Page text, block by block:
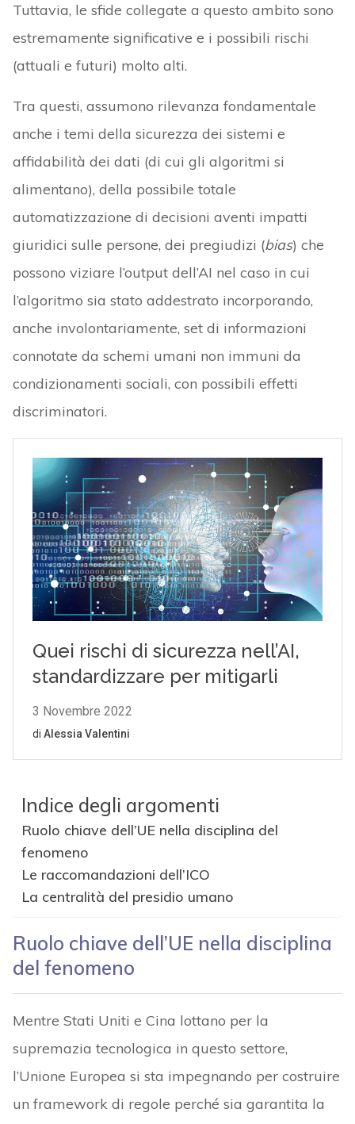
Tuttavia, le sfide collegate a questo ambito sono
estremamente significative e i possibili rischi
(attuali e futuri) molto alti.
Tra questi, assumono rilevanza fondamentale
anche i temi della sicurezza dei sistemi e
affidabilità dei dati (di cui gli algoritmi si
alimentano), della possibile totale
automatizzazione di decisioni aventi impatti
giuridici sulle persone, dei pregiudizi (bias) che
possono viziare l’output dell’AI nel caso in cui
l’algoritmo sia stato addestrato incorporando,
anche involontariamente, set di informazioni
connotate da schemi umani non immuni da
condizionamenti sociali, con possibili effetti
discriminatori.
Indice degli argomenti
Ruolo chiave dell’UE nella disciplina del
fenomeno
Le raccomandazioni dell’ICO
La centralità del presidio umano
Ruolo chiave dell’UE nella disciplina
del fenomeno
Mentre Stati Uniti e Cina lottano per la
supremazia tecnologica in questo settore,
l’Unione Europea si sta impegnando per costruire
un framework di regole perché sia garantita la